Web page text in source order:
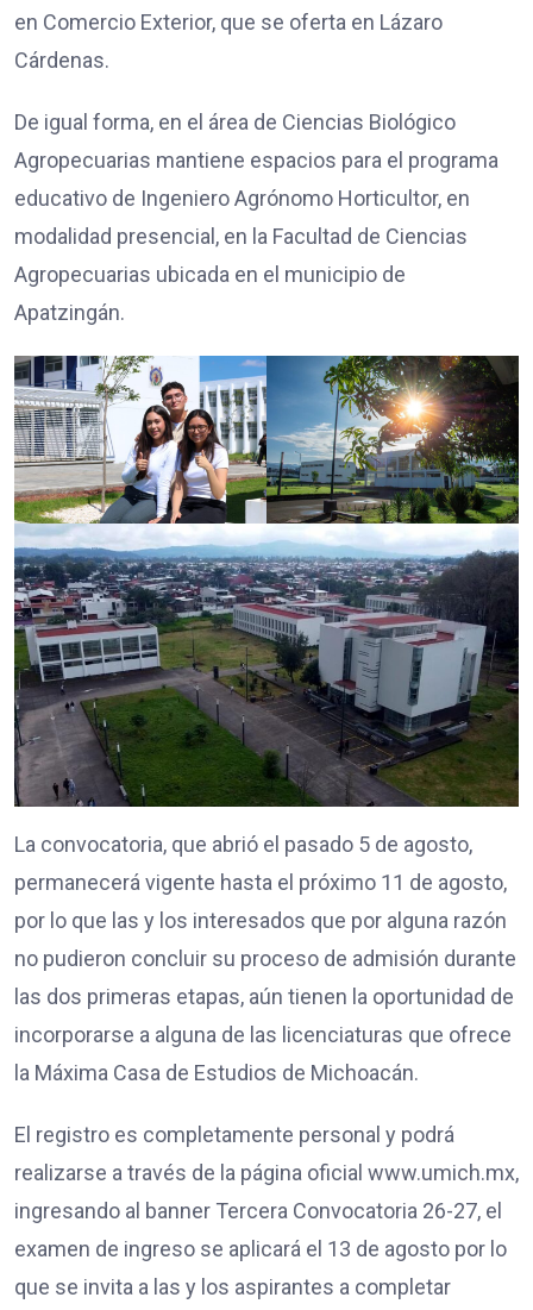
en Comercio Exterior, que se oferta en Lázaro
Cárdenas.
De igual forma, en el área de Ciencias Biológico
Agropecuarias mantiene espacios para el programa
educativo de Ingeniero Agrónomo Horticultor, en
modalidad presencial, en la Facultad de Ciencias
Agropecuarias ubicada en el municipio de
Apatzingán.
La convocatoria, que abrió el pasado 5 de agosto,
permanecerá vigente hasta el próximo 11 de agosto,
por lo que las y los interesados que por alguna razón
no pudieron concluir su proceso de admisión durante
las dos primeras etapas, aún tienen la oportunidad de
incorporarse a alguna de las licenciaturas que ofrece
la Máxima Casa de Estudios de Michoacán.
El registro es completamente personal y podrá
realizarse a través de la página oficial www.umich.mx,
ingresando al banner Tercera Convocatoria 26-27, el
examen de ingreso se aplicará el 13 de agosto por lo
que se invita a las y los aspirantes a completar